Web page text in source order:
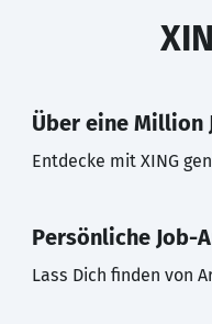
Über eine Million
Entdecke mit XING
Persönliche Job-
Lass Dich finden von